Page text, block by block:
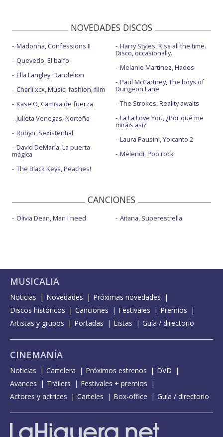
NOVEDADES DISCOS
Madonna, Confessions II
Quevedo, El baifo
Ella Langley, Dandelion
Charli xcx, Music, fashion, film
Kase.O, Camisa de fuerza
Julieta Venegas, Norteña
Robyn, Sexistential
David DeMaría, La puerta
mágica
The Black Keys, Peaches!
Harry Styles, Kiss all the time.
Disco, occasionally.
Melanie Martinez, Hades
Paul McCartney, The boys of
Dungeon Lane
The Strokes, Reality awaits
La La Love You, ¿Por qué me
miráis así?
Laura Pausini, Yo canto 2
Melendi, Pop rock
CANCIONES
Olivia Dean, Man I need Aitana, Superestrella
MUSICALIA
Noticias Novedades
Próximas novedades
Discos históricos
Canciones Festivales
Premios
Artistas y grupos
Portadas Listas Guía / directorio
CINEMANÍA
Noticias Cartelera Próximos estrenos
DVD
Avances
Tráilers
Festivales + premios
Actores y actrices
Carteles Box-office Guía / directorio